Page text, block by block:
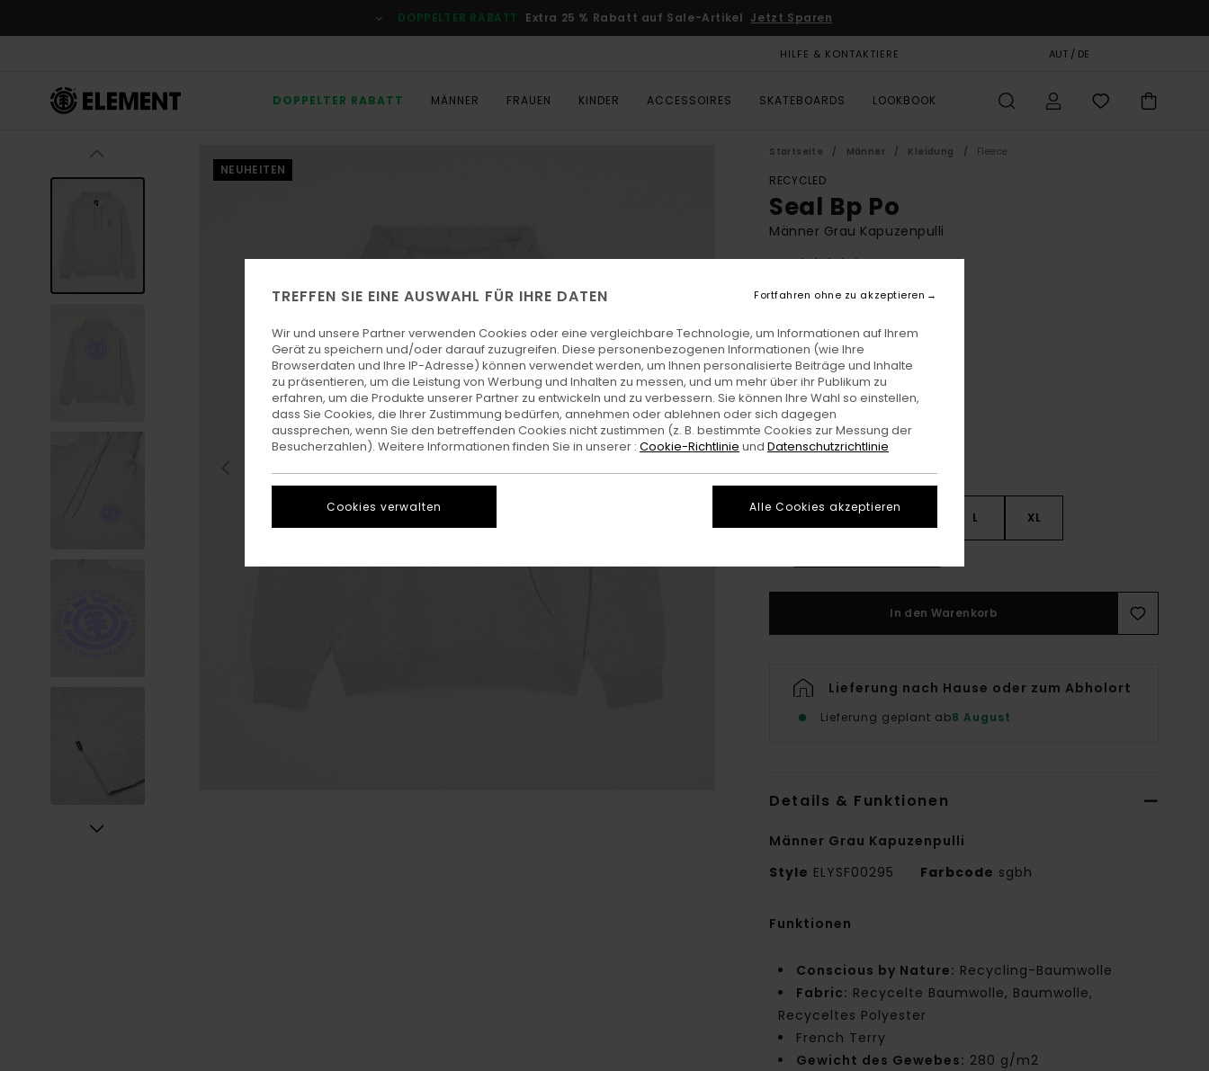
Produktinformation
DOPPELTER RABATT Extra 25 % Rabatt auf Sale-Artikel Jetzt Sparen
HILFE & KONTAKTIERE AUT / DE
DOPPELTER RABATT MÄNNER FRAUEN KINDER ACCESSOIRES SKATEBOARDS LOOKBOOK
NEUHEITEN
Startseite Männer Kleidung Fleece
RECYCLED
Seal Bp Po
Männer Grau Kapuzenpulli
5.0
ECO-BONUS
FarbeMid Grey Heather
S L XL
In den Warenkorb
Lieferung nach Hause oder zum Abholort
Lieferung geplant ab8 August
Details & Funktionen
Männer Grau Kapuzenpulli
Style ELYSF00295 Farbcode sgbh
Funktionen
Conscious by Nature: Recycling-Baumwolle
Fabric: Recycelte Baumwolle, Baumwolle,
Recyceltes Polyester
French Terry
Gewicht des Gewebes: 280 g/m2
TREFFEN SIE EINE AUSWAHL FÜR IHRE DATEN
Wir und unsere Partner verwenden Cookies oder eine vergleichbare Technologie, um Informationen auf Ihrem
Gerät zu speichern und/oder darauf zuzugreifen. Diese personenbezogenen Informationen (wie Ihre
Browserdaten und Ihre IP-Adresse) können verwendet werden, um Ihnen personalisierte Beiträge und Inhalte
zu präsentieren, um die Leistung von Werbung und Inhalten zu messen, und um mehr über ihr Publikum zu
erfahren, um die Produkte unserer Partner zu entwickeln und zu verbessern. Sie können Ihre Wahl so einstellen,
dass Sie Cookies, die Ihrer Zustimmung bedürfen, annehmen oder ablehnen oder sich dagegen
aussprechen, wenn Sie den betreffenden Cookies nicht zustimmen (z. B. bestimmte Cookies zur Messung der
Besucherzahlen). Weitere Informationen finden Sie in unserer : Cookie-Richtlinie und Datenschutzrichtlinie
Cookies verwalten
Fortfahren ohne zu akzeptieren
Alle Cookies akzeptieren